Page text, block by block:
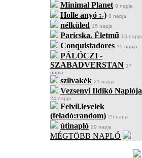
Minimal Planet 8 napja
Holle anyó :-) 8 napja
nélküled 15 napja
Paricska. Életmű 15 napja
Conquistadores 15 napja
PÁLÓCZI -
SZABADVERSTAN 17
napja
szilvakék 21 napja
Vezsenyi Ildikó Naplója
24 napja
Felvil.levelek
(feladó:random) 25 napja
útinapló 29 napja
MÉGTÖBB NAPLÓ